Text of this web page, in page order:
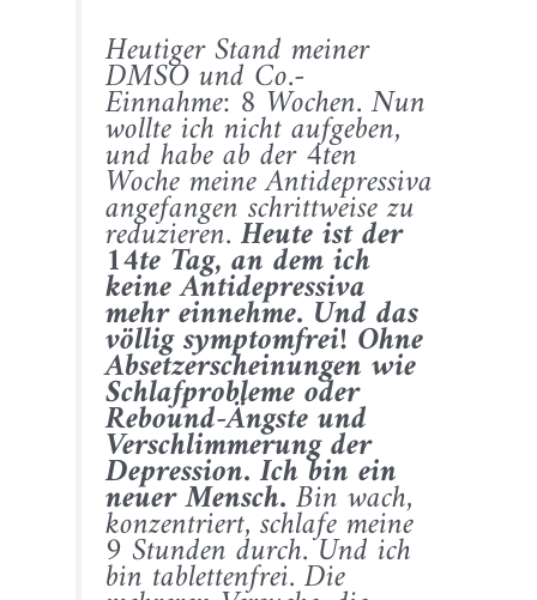
Heutiger Stand meiner
DMSO und Co.-
Einnahme: 8 Wochen. Nun
wollte ich nicht aufgeben,
und habe ab der 4ten
Woche meine Antidepressiva
angefangen schrittweise zu
reduzieren.Heute ist der
14te Tag, an dem ich
keine Antidepressiva
mehr einnehme. Und das
völlig symptomfrei! Ohne
Absetzerscheinungen wie
Schlafprobleme oder
Rebound-Ängste und
Verschlimmerung der
Depression. Ich bin ein
neuer Mensch.Bin wach,
konzentriert, schlafe meine
9 Stunden durch. Und ich
bin tablettenfrei. Die